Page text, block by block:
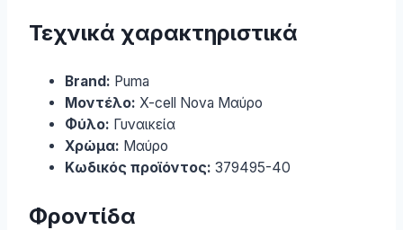
Τεχνικά χαρακτηριστικά
Brand: Puma
Μοντέλο: X-cell Nova Μαύρο
Φύλο: Γυναικεία
Χρώμα: Μαύρο
Κωδικός προϊόντος: 379495-40
Φροντίδα